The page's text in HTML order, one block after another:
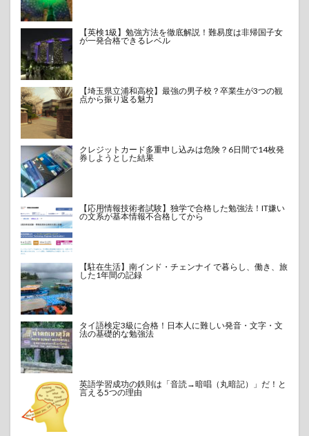
【英検1級】勉強方法を徹底解説！難易度は非帰国子女
が一発合格できるレベル
【埼玉県立浦和高校】最強の男子校？卒業生が3つの観
点から振り返る魅力
クレジットカード多重申し込みは危険？6日間で14枚発
券しようとした結果
【応用情報技術者試験】独学で合格した勉強法！IT嫌い
の文系が基本情報不合格してから
【駐在生活】南インド・チェンナイ で暮らし、働き、旅
した1年間の記録
タイ語検定3級に合格！日本人に難しい発音・文字・文
法の基礎的な勉強法
英語学習成功の鉄則は「音読→暗唱（丸暗記）」だ！と
言える5つの理由